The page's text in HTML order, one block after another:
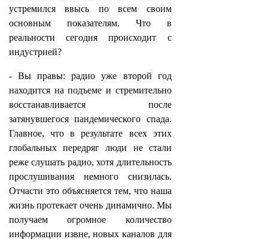
устремился ввысь по всем своим
основным показателям. Что в
реальности сегодня происходит с
индустрией?
- Вы правы: радио уже второй год
находится на подъеме и стремительно
восстанавливается после
затянувшегося пандемического спада.
Главное, что в результате всех этих
глобальных передряг люди не стали
реже слушать радио, хотя длительность
прослушивания немного снизилась.
Отчасти это объясняется тем, что наша
жизнь протекает очень динамично. Мы
получаем огромное количество
информации извне, новых каналов для